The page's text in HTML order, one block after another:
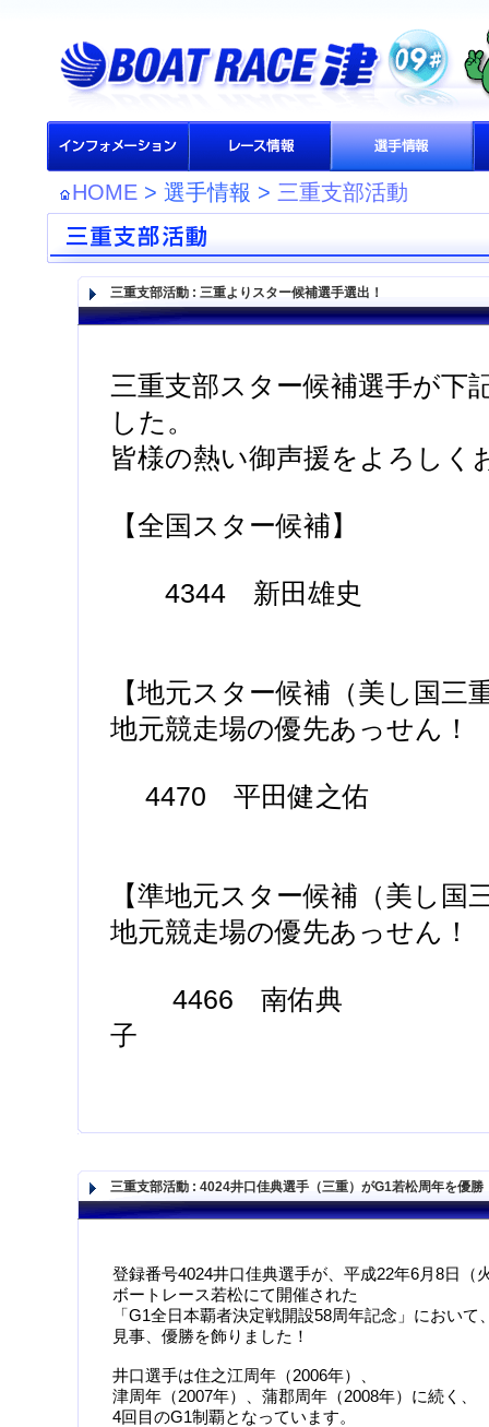
HOME > 選手情報 > 三重支部活動
三重支部活動 : 三重よりスター候補選手選出！
三重支部スター候補選手が下
した。
皆様の熱い御声援をよろしく
【全国スター候補】
4344 新田雄史
【地元スター候補（美し国三
地元競走場の優先あっせん！
4470 平田健之佑
【準地元スター候補（美し国
地元競走場の優先あっせん！
4466 南佑典
子
三重支部活動 : 4024井口佳典選手（三重）がG1若松周年を優勝
登録番号4024井口佳典選手が、平成22年6月8日（
ボートレース若松にて開催された
「G1全日本覇者決定戦開設58周年記念」において
見事、優勝を飾りました！
井口選手は住之江周年（2006年）、
津周年（2007年）、蒲郡周年（2008年）に続く、
4回目のG1制覇となっています。